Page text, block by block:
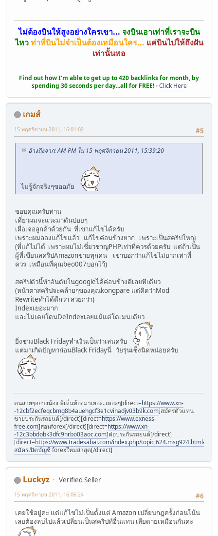
ไม่ต้องบินให้สูงอย่างใครเขา... จงบินเอาเท่าที่เราจะบิน
ไหว ท่าที่บินไม่จำเป็นต้องเหมือนใคร... แค่บินไปให้ถึงฝัน
เท่านั้นพอ
Find out how I'm able to get up to 420 backlinks for month, by
spending 30 seconds per day...all for FREE!-Click Here
เกมส์
#5
15 พฤศจิกายน 2011, 16:01:02
อ้างถึงจาก: AM-PM ใน 15 พฤศจิกายน 2011, 15:39:20
ไม่รู้จักจริงๆขออภัย
ขอบคุณครับท่าน
เดี๋ยวผมจะแวะมาดันบ่อยๆ
เผื่อเจอลูกค้าด้วยกัน ที่เขาแก้ไขได้ครับ
เพราะผมลองแก้ไขแล้ว แก้ไขค่อนข้างยาก เพราะเป็นสคริปใหญ่
(ที่แก้ไม่ได้ เพราะผมไม่เชี่ยวชาญPHPเท่าที่ควรด้วยครับ แต่ถ้าเป็น
ผู้ที่เขียนสคริปAmazonขายทุกคน เขาบอกว่าแก้ไขไม่ยากเท่าที่
ควร เหมือนที่คุณbeo007บอกไว้)
สคริปตัวนี้ทำอันดับในgoogleได้ค่อนข้างดีเลยทีเดียว
(หน้าตาสคริปจะคล้ายๆของคุณkongpare แต่คิดว่าMod
Rewriteทำได้ดีกว่า สวยกว่า)
Indexเยอะมาก
และไม่เคยโดนDeIndexเลยแม้แต่โดเมนเดียว
ยิ่งช่วงBlack Fridayทำเงินเป็นว่าเล่นครับ
แต่มาเกิดปัญหาก่อนBlack Fridayนี่ วัยรุ่นเซ็งนิดหน่อยครับ
คนสวยๆอย่างน้อง พี่เห็นท้องมาเยอะ..เหอะๆ[direct=https://www.xn-
-12cbf2ecfeqcbmg8b4auehgcf3e1cvinadjv03b9k.com]สมัครตัวแทน
ขายประกันรถยนต์[/direct][direct=https://www.exness-
free.com]สอนforex[/direct][direct=https://www.xn-
-12c3bbdobk3dfc9hrbo03aoc.com]ต่อประกันรถยนต์[/direct]
[direct=https://www.tradesabai.com/index.php/
สมัครเปิดบัญชีforexใหม่ล่าสุด[/direct]
Luckyz
Verified Seller
#6
15 พฤศจิกายน 2011, 16:06:24
เคยใช้อยู่ค่ะ แต่แก้ไขไม่เป็นตั้งแต่ Amazon เปลี่ยนกฎครั้งก่อนโน้น
เลยต้องลบไปแล้วเปลี่ยนเป็นสคริปท์อื่นแทน เสียดายเหมือนกันค่ะ